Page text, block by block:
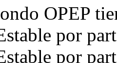
OPEP
por
por